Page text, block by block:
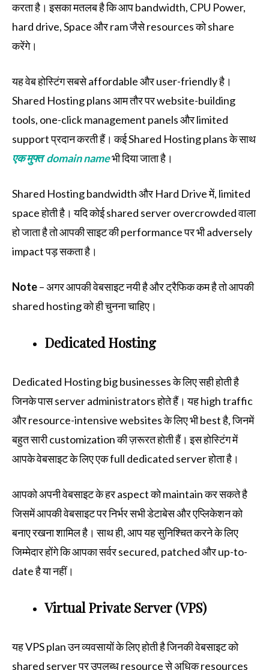
करता है। इसका मतलब है कि आप bandwidth, CPU Power,
hard drive, Space और ram जैसे resources को share
करेंगे।
यह वेब होस्टिंग सबसे affordable और user-friendly है।
Shared Hosting plans आम तौर पर website-building
tools, one-click management panels और limited
support प्रदान करती हैं। कई Shared Hosting plans के साथ
एक मुफ्त domain nameभी दिया जाता है।
Shared Hosting bandwidth और Hard Drive में, limited
space होती है। यदि कोई shared server overcrowded वाला
हो जाता है तो आपकी साइट की performance पर भी adversely
impact पड़ सकता है।
Note– अगर आपकी वेबसाइट नयी है और ट्रैफिक कम है तो आपकी
shared hosting को ही चुनना चाहिए।
Dedicated Hosting
Dedicated Hosting big businesses के लिए सही होती है
जिनके पास server administrators होते हैं। यह high traffic
और resource-intensive websites के लिए भी best है, जिनमें
बहुत सारी customization की ज़रूरत होती हैं। इस होस्टिंग में
आपके वेबसाइट के लिए एक full dedicated server होता है।
आपको अपनी वेबसाइट के हर aspect को maintain कर सकते है
जिसमें आपकी वेबसाइट पर निर्भर सभी डेटाबेस और एप्लिकेशन को
बनाए रखना शामिल है। साथ ही, आप यह सुनिश्चित करने के लिए
जिम्मेदार होंगे कि आपका सर्वर secured, patched और up-to-
date है या नहीं।
Virtual Private Server (VPS)
यह VPS plan उन व्यवसायों के लिए होती है जिनकी वेबसाइट को
shared server पर उपलब्ध resource से अधिक resources